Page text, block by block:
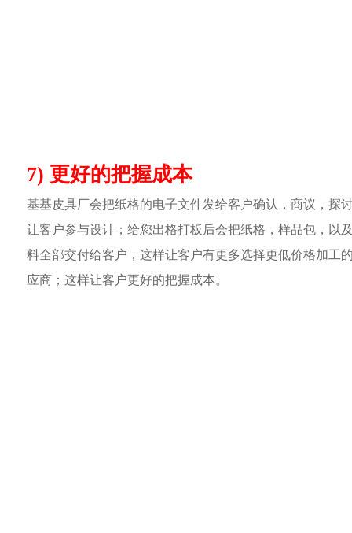
7) 更好的把握成本
基基皮具厂会把纸格的电子文件发给客户确认，商议，探
让客户参与设计；给您出格打板后会把纸格，样品包，以
料全部交付给客户，这样让客户有更多选择更低价格加工
应商；这样让客户更好的把握成本。